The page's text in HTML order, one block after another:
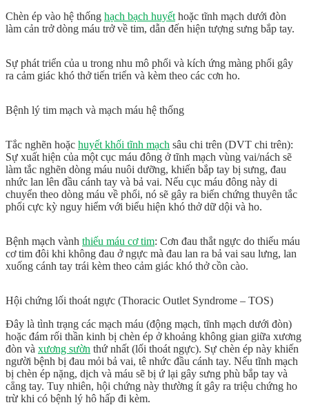
Chèn ép vào hệ thống hạch bạch huyết hoặc tĩnh mạch dưới đòn
làm cản trở dòng máu trở về tim, dẫn đến hiện tượng sưng bắp tay.
Sự phát triển của u trong nhu mô phổi và kích ứng màng phổi gây
ra cảm giác khó thởtiến triển và kèm theo các cơn ho.
Bệnh lý tim mạch và mạch máu hệ thống
Tắc nghẽn hoặc huyết khối tĩnh mạch sâu chi trên (DVT chi trên):
Sự xuất hiện của một cục máu đông ở tĩnh mạch vùng vai/nách sẽ
làm tắc nghẽn dòng máu nuôi dưỡng, khiến bắp tay bị sưng, đau
nhức lan lên đầu cánh tay và bả vai. Nếu cục máu đông này di
chuyển theo dòng máu về phổi, nó sẽ gây ra biến chứng thuyên tắc
phổi cực kỳ nguy hiểm với biểu hiện khó thở dữ dội và ho.
Bệnh mạch vành thiếu máu cơ tim: Cơn đau thắt ngực do thiếu máu
cơ tim đôi khi không đau ở ngực mà đau lan ra bả vai sau lưng, lan
xuống cánh tay trái kèm theo cảm giác khó thở cồn cào.
Hội chứng lối thoát ngực (Thoracic Outlet Syndrome – TOS)
Đây là tình trạng các mạch máu (động mạch, tĩnh mạch dưới đòn)
hoặc đám rối thần kinh bị chèn ép ở khoảng không gian giữa xương
đòn và xương sườn thứ nhất (lối thoát ngực). Sự chèn ép này khiến
người bệnh bị đau mỏi bả vai, tê nhức đầu cánh tay. Nếu tĩnh mạch
bị chèn ép nặng, dịch và máu sẽ bị ứ lại gây sưng phù bắp tay và
cẳng tay. Tuy nhiên, hội chứng này thường ít gây ra triệu chứng ho
trừ khi có bệnh lý hô hấp đi kèm.